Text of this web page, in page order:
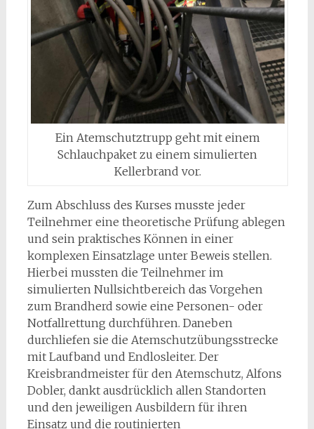
Ein Atemschutztrupp geht mit einem
Schlauchpaket zu einem simulierten
Kellerbrand vor.
Zum Abschluss des Kurses musste jeder
Teilnehmer eine theoretische Prüfung ablegen
und sein praktisches Können in einer
komplexen Einsatzlage unter Beweis stellen.
Hierbei mussten die Teilnehmer im
simulierten Nullsichtbereich das Vorgehen
zum Brandherd sowie eine Personen- oder
Notfallrettung durchführen. Daneben
durchliefen sie die Atemschutzübungsstrecke
mit Laufband und Endlosleiter. Der
Kreisbrandmeister für den Atemschutz, Alfons
Dobler, dankt ausdrücklich allen Standorten
und den jeweiligen Ausbildern für ihren
Einsatz und die routinierten